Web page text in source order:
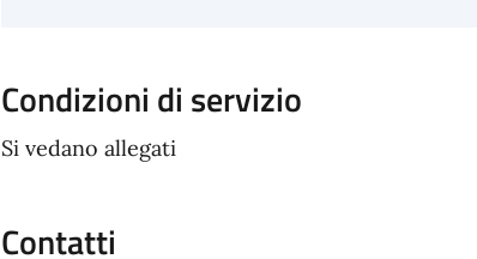
Condizioni di servizio
Si vedano allegati
Contatti